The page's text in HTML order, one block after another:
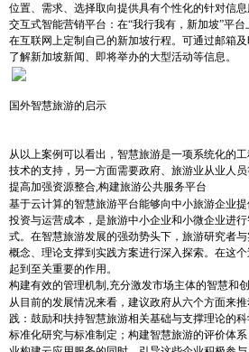
位置、需求、选择取向提供具有个性化的针对信息
交互式智能营销平台：在“我行我有，新加坡”平
在互联网上定制自己的新加坡行程。可通过邮箱
了解新加坡新闻、即将举办的大型活动等信息。
国外智慧旅游的启示
从以上案例可以看出，智慧旅游是一项系统化的
技术的支持，另一方面需要政府、旅游业从业人员
提高加强资源整合,构建旅游公共服务平台
基于云计算的智慧旅游平台能够向中小旅游企业
投资与运营成本，是旅游中小企业和小微企业进
式。在智慧旅游发展的强劲势头下，旅游研究者
概念、理论支撑到实践方案进行深入探索。在这
起到至关重要的作用。
构建有效的管理机制 ,充分激发市场主体的智慧和
从目前的发展情况来看，建议政府从六个方面来
践：鼓励和扶持智慧旅游相关基础与支撑理论的
标准化研究与标准制定；构建智慧旅游的评价体